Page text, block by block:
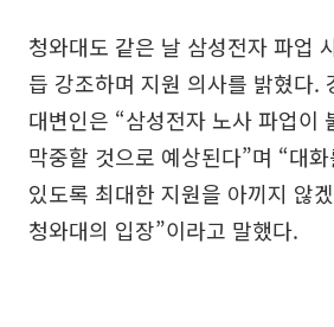
청와대도 같은 날 삼성전자 파업
듭 강조하며 지원 의사를 밝혔다.
대변인은 “삼성전자 노사 파업이
막중할 것으로 예상된다”며 “대
있도록 최대한 지원을 아끼지 않
청와대의 입장”이라고 말했다.